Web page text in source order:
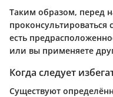
Таким образом, перед
проконсультироваться
есть
или вы применяете
Когда следует
Существуют